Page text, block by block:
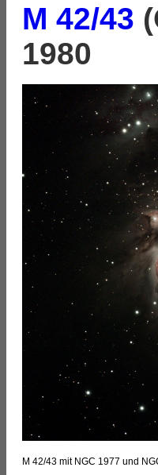
M 42/43
1980
M 42/43 mit NGC 1977 und